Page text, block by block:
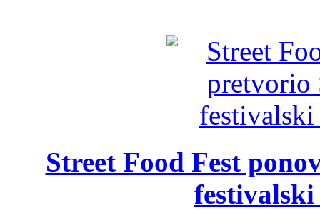
Street Food Fest